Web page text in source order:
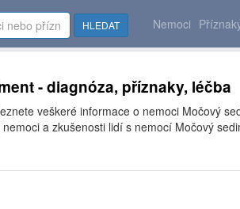
HLEDAT Nemoci
- diagnóza, příznaky, léčba
veškeré informace o nemoci Močový
a zkušenosti lidí s nemocí Močový